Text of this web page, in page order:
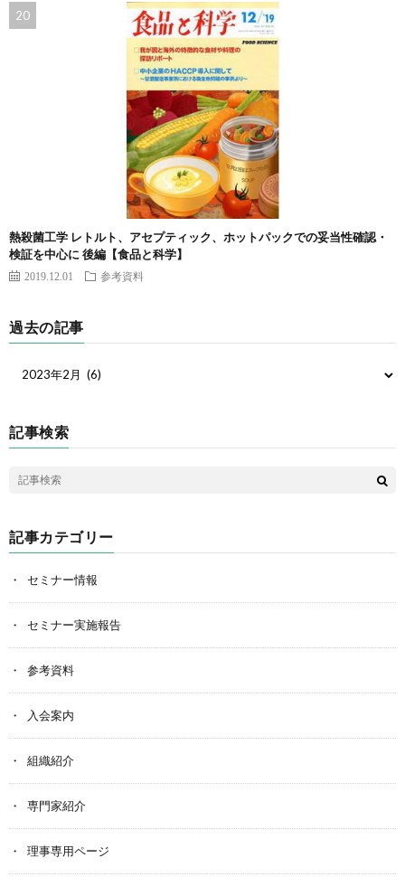
熱殺菌工学 レトルト、アセプティック、ホットパックでの妥当性確認・
検証を中心に 後編【食品と科学】
2019.12.01 参考資料
過去の記事
記事検索
記事カテゴリー
セミナー情報
セミナー実施報告
参考資料
入会案内
組織紹介
専門家紹介
理事専用ページ